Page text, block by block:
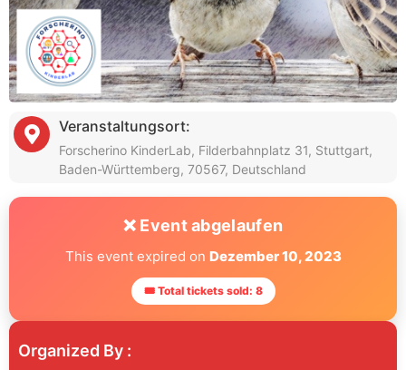
Veranstaltungsort:
Forscherino KinderLab, Filderbahnplatz 31, Stuttgart,
Baden-Württemberg, 70567, Deutschland
❌ Event abgelaufen
This event expired on Dezember 10, 2023
🎟 Total tickets sold: 8
Organized By :